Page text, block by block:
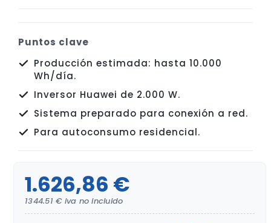
Puntos clave
Producción estimada: hasta 10.000
Wh/día.
Inversor Huawei de 2.000 W.
Sistema preparado para conexión a red.
Para autoconsumo residencial.
1.626,86 €
1344.51 € iva no incluido